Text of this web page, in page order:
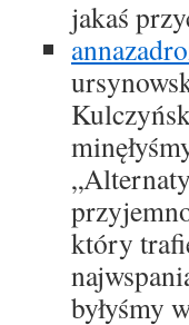
jakaś
który
byłyśmy